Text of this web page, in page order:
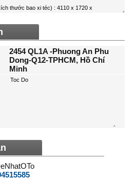
2454 QL1A -Phuong An Phu
Dong-Q12-TPHCM, Hồ Chí
Minh